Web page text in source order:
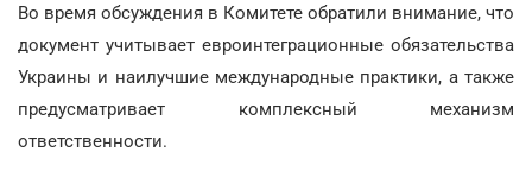
Во время обсуждения в Комитете обратили внимание, что
документ учитывает евроинтеграционные обязательства
Украины и наилучшие международные практики, а также
предусматривает комплексный механизм
ответственности.